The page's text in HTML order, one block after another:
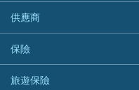
急借錢
緊急貸款比較
CreFIT 維信
DBS 星展銀行
DSB 大新銀行
個人化貸款產品推介 🔥全新
供樓利息扣稅
最佳貸款app
公司信用卡
電子錢包信用卡
日本遊信用卡攻略
韓國遊信用卡攻略
AE美國運通
DBS星展銀行
HSBC滙豐銀行
Mox
信銀國際
Black Friday優惠
淘寶付款方式
一田購物優惠日
SOGO感謝祭
供應商
八達通自動增值信用卡
保險
旅遊保險
旅遊保險